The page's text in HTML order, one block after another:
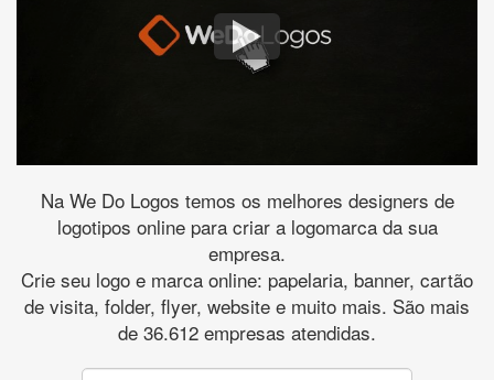
Na We Do Logos temos os melhores designers de
logotipos online para criar a logomarca da sua
empresa.
Crie seu logo e marca online: papelaria, banner, cartão
de visita, folder, flyer, website e muito mais. São mais
de 36.612 empresas atendidas.